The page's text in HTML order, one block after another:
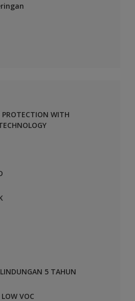
WITH
5 TAHUN
VOC